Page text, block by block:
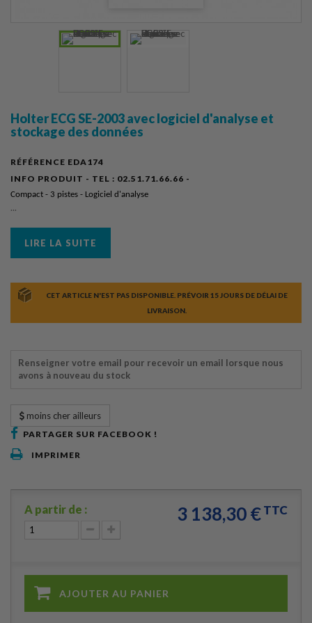
Holter ECG SE-2003 avec logiciel d'analyse et
stockage des données
RÉFÉRENCE EDA174
INFO PRODUIT - TEL : 02.51.71.66.66 -
Compact - 3 pistes - Logiciel d'analyse
...
LIRE LA SUITE
CET ARTICLE N'EST PAS DISPONIBLE. PRÉVOIR 15 JOURS DE DÉLAI DE
LIVRAISON.
Renseigner votre email pour recevoir un email lorsque nous
avons à nouveau du stock
moins cher ailleurs
PARTAGER SUR FACEBOOK !
IMPRIMER
3 138,30 €TTC
A partir de :
AJOUTER AU PANIER